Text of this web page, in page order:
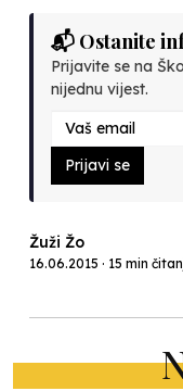
📬 Ostanite
Prijavite se na
nijednu vijest.
Prijavi se
Žuži Žo
16.06.2015 · 15 min